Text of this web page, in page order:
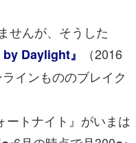
せんが、そうした
by Daylight』
（2016
インもののブレイク
トナイト』がいまは